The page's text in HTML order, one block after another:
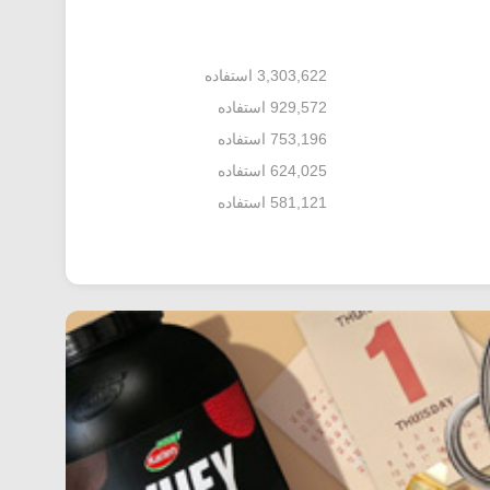
3,303,622 استفاده
929,572 استفاده
753,196 استفاده
624,025 استفاده
581,121 استفاده